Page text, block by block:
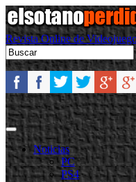
Revista Online de
Noticias
PC
PS4